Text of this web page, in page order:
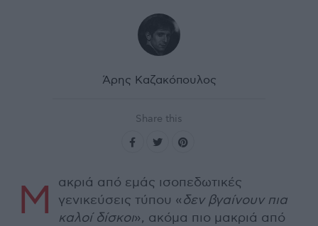
Άρης Καζακόπουλος
Share this
Μ
ακριά από εμάς ισοπεδωτικές
γενικεύσεις τύπου «δεν βγαίνουν πια
καλοί δίσκοι», ακόμα πιο μακριά από